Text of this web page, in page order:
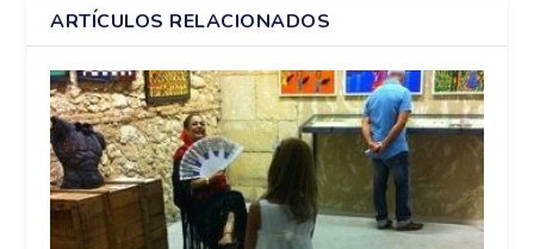
ARTÍCULOS RELACIONADOS